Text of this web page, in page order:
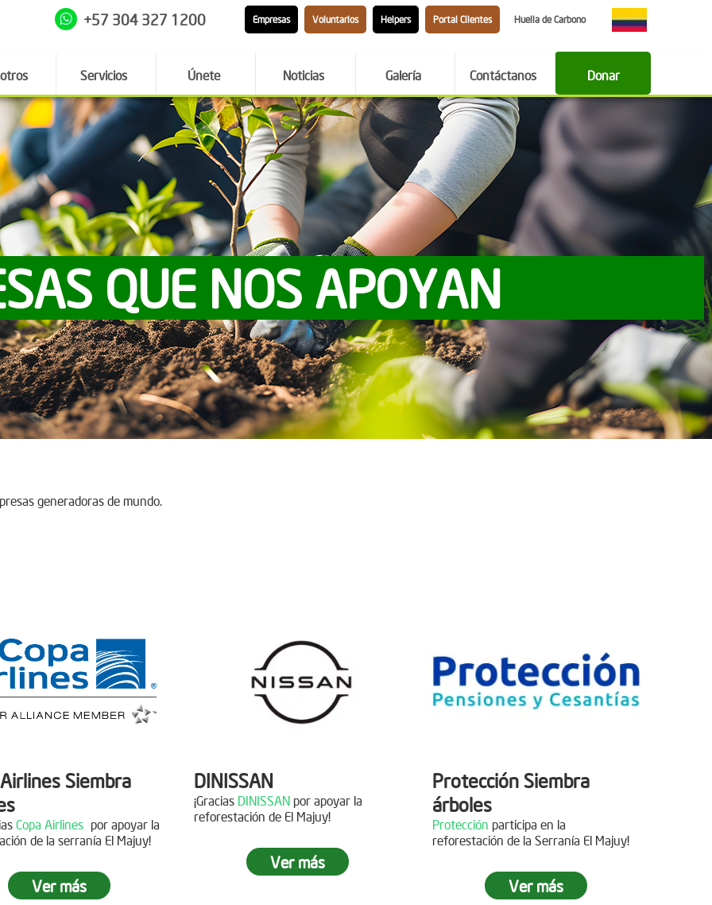
+57 304 327 1200 Empresas Voluntarios Helpers Portal Clientes Huella de Carbono
Servicios Únete Noticias Galería Contáctanos Donar
QUE NOS APOYAN
generadoras de mundo.
Siembra
Copa Airlines por apoyar la
de la serranía El Majuy!
en el Páramo
Ver más
DINISSAN
¡Gracias DINISSAN por apoyar la
reforestación de El Majuy!
Siembra en el páramo de
Sumapaz
Ver más
Protección Siembra
árboles
Protección participa en la
reforestación de la Serranía El Majuy!
Ver más